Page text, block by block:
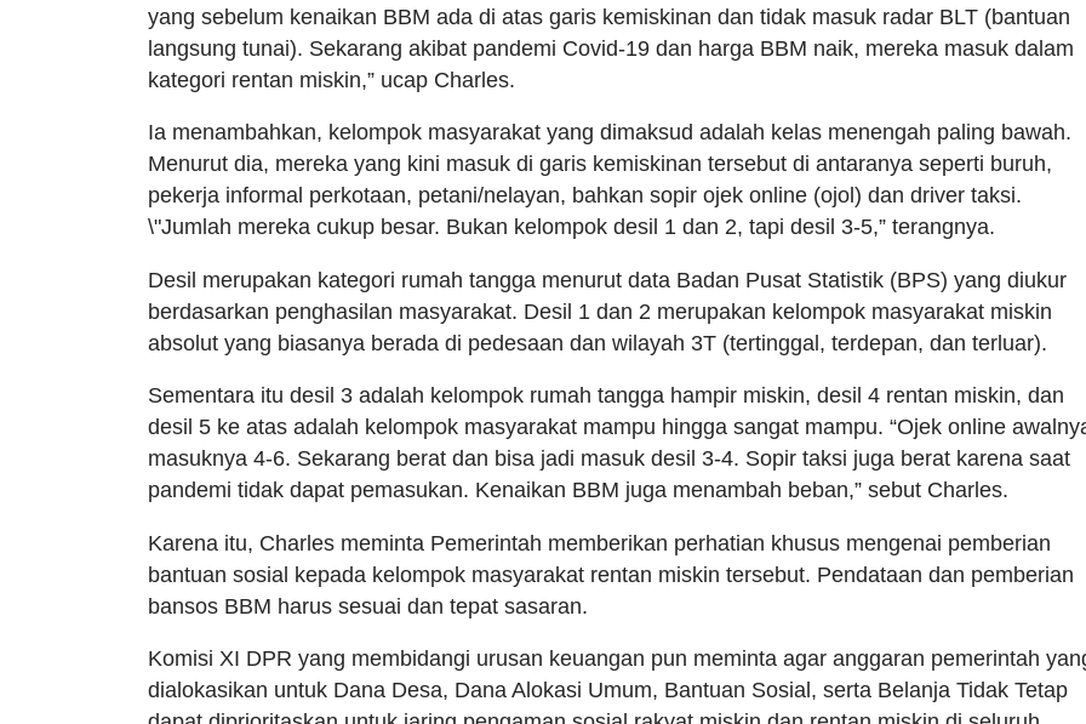
yang sebelum kenaikan BBM ada di atas garis kemiskinan dan tidak masuk radar BLT (bantuan
langsung tunai). Sekarang akibat pandemi Covid-19 dan harga BBM naik, mereka masuk dalam
kategori rentan miskin,” ucap Charles.
Ia menambahkan, kelompok masyarakat yang dimaksud adalah kelas menengah paling bawah.
Menurut dia, mereka yang kini masuk di garis kemiskinan tersebut di antaranya seperti buruh,
pekerja informal perkotaan, petani/nelayan, bahkan sopir ojek online (ojol) dan driver taksi.
\"Jumlah mereka cukup besar. Bukan kelompok desil 1 dan 2, tapi desil 3-5,” terangnya.
Desil merupakan kategori rumah tangga menurut data Badan Pusat Statistik (BPS) yang diukur
berdasarkan penghasilan masyarakat. Desil 1 dan 2 merupakan kelompok masyarakat miskin
absolut yang biasanya berada di pedesaan dan wilayah 3T (tertinggal, terdepan, dan terluar).
Sementara itu desil 3 adalah kelompok rumah tangga hampir miskin, desil 4 rentan miskin, dan
desil 5 ke atas adalah kelompok masyarakat mampu hingga sangat mampu. “Ojek online
masuknya 4-6. Sekarang berat dan bisa jadi masuk desil 3-4. Sopir taksi juga berat karena saat
pandemi tidak dapat pemasukan. Kenaikan BBM juga menambah beban,” sebut Charles.
Karena itu, Charles meminta Pemerintah memberikan perhatian khusus mengenai pemberian
bantuan sosial kepada kelompok masyarakat rentan miskin tersebut. Pendataan dan pemberian
bansos BBM harus sesuai dan tepat sasaran.
Komisi XI DPR yang membidangi urusan keuangan pun meminta agar anggaran pemerintah
dialokasikan untuk Dana Desa, Dana Alokasi Umum, Bantuan Sosial, serta Belanja Tidak Tetap